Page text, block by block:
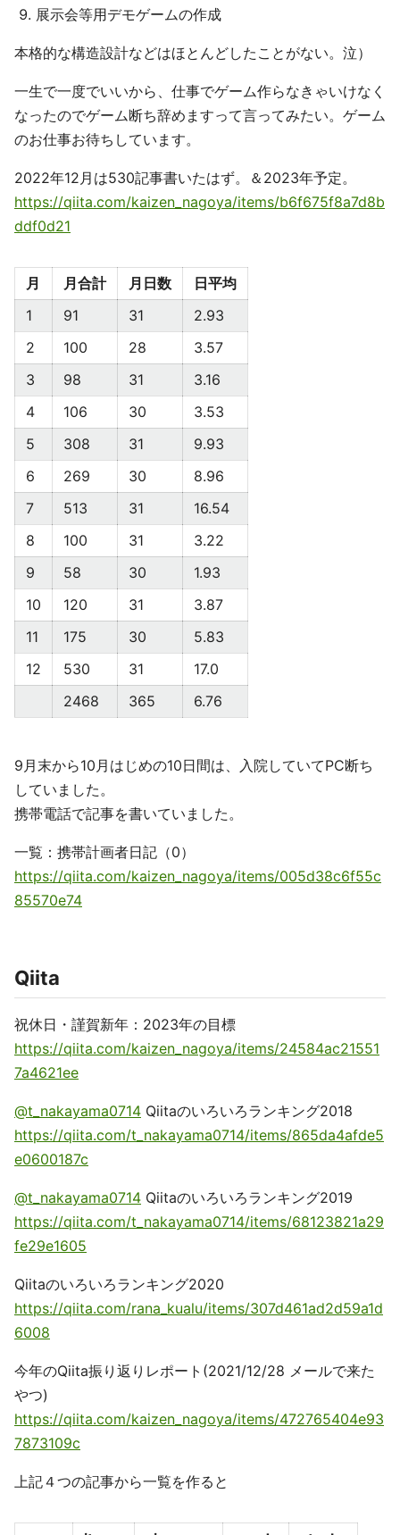
展示会等用デモゲームの作成
本格的な構造設計などはほとんどしたことがない。泣）
一生で一度でいいから、仕事でゲーム作らなきゃいけなく
なったのでゲーム断ち辞めますって言ってみたい。ゲーム
のお仕事お待ちしています。
2022年12月は530記事書いたはず。＆2023年予定。
https://qiita.com/kaizen_nagoya/items/b6f675f8a7d8b
ddf0d21
月 月合計 月日数
日平均
1
91 31
2.93
2
100 28
3.57
3
98 31
3.16
4
106 30
3.53
5
308 31
9.93
6
269 30
8.96
7
513 31
16.54
8
100 31
3.22
9
58 30
1.93
10
120 31
3.87
11
175 30
5.83
12
530 31
17.0
2468
365 6.76
9月末から10月はじめの10日間は、入院していてPC断ち
していました。
携帯電話で記事を書いていました。
一覧：携帯計画者日記（0）
https://qiita.com/kaizen_nagoya/items/005d38c6f55c
85570e74
Qiita
祝休日・謹賀新年：2023年の目標
https://qiita.com/kaizen_nagoya/items/24584ac21551
7a4621ee
@t_nakayama0714 Qiitaのいろいろランキング2018
https://qiita.com/t_nakayama0714/items/865da4afde5
e0600187c
@t_nakayama0714 Qiitaのいろいろランキング2019
https://qiita.com/t_nakayama0714/items/68123821a29
fe29e1605
Qiitaのいろいろランキング2020
https://qiita.com/rana_kualu/items/307d461ad2d59a1d
6008
今年のQiita振り返りレポート(2021/12/28 メールで来た
やつ)
https://qiita.com/kaizen_nagoya/items/472765404e93
7873109c
上記４つの記事から一覧を作ると